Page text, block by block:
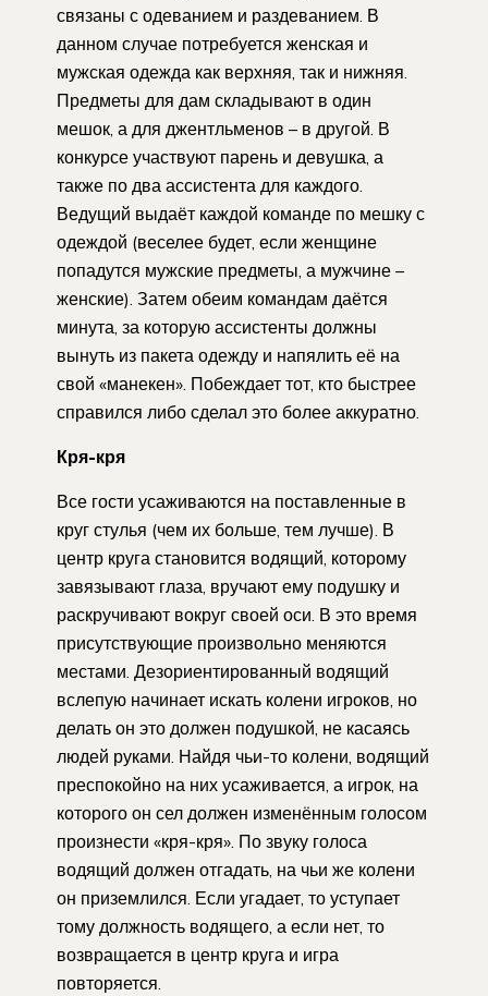
связаны с одеванием и раздеванием. В
данном случае потребуется женская и
мужская одежда как верхняя, так и нижняя.
Предметы для дам складывают в один
мешок, а для джентльменов – в другой. В
конкурсе участвуют парень и девушка, а
также по два ассистента для каждого.
Ведущий выдаёт каждой команде по мешку с
одеждой (веселее будет, если женщине
попадутся мужские предметы, а мужчине –
женские). Затем обеим командам даётся
минута, за которую ассистенты должны
вынуть из пакета одежду и напялить её на
свой «манекен». Побеждает тот, кто быстрее
справился либо сделал это более аккуратно.
Кря-кря
Все гости усаживаются на поставленные в
круг стулья (чем их больше, тем лучше). В
центр круга становится водящий, которому
завязывают глаза, вручают ему подушку и
раскручивают вокруг своей оси. В это время
присутствующие произвольно меняются
местами. Дезориентированный водящий
вслепую начинает искать колени игроков, но
делать он это должен подушкой, не касаясь
людей руками. Найдя чьи-то колени, водящий
преспокойно на них усаживается, а игрок, на
которого он сел должен изменённым голосом
произнести «кря-кря». По звуку голоса
водящий должен отгадать, на чьи же колени
он приземлился. Если угадает, то уступает
тому должность водящего, а если нет, то
возвращается в центр круга и игра
повторяется.